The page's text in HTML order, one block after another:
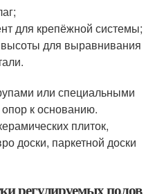
для крепёжной системы;
для выравнивания
или специальными
к основанию.
плиток,
доски, паркетной доски
регулируемых полов